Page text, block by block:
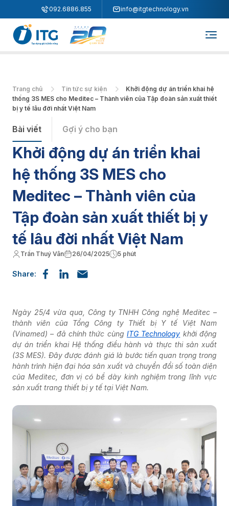
092.6886.855 info@itgtechnology.vn
Trang chủ Tin tức sự kiện
Khởi động dự án triển khai hệ
thống 3S MES cho Meditec – Thành viên của Tập đoàn sản xuất thiết
bị y tế lâu đời nhất Việt Nam
Bài viết Gợi ý cho bạn
Khởi động dự án triển khai
hệ thống 3S MES cho
Meditec – Thành viên của
Tập đoàn sản xuất thiết bị y
tế lâu đời nhất Việt Nam
Trần Thuý Vân 26/04/2025 5 phút
Share:
Ngày 25/4 vừa qua, Công ty TNHH Công nghệ Meditec –
thành viên của Tổng Công ty Thiết bị Y tế Việt Nam
(Vinamed) – đã chính thức cùng ITG Technology khởi động
dự án triển khai Hệ thống điều hành và thực thi sản xuất
(3S MES). Đây được đánh giá là bước tiến quan trọng trong
hành trình hiện đại hóa sản xuất và chuyển đổi số toàn diện
của Meditec, đơn vị có bề dày kinh nghiệm trong lĩnh vực
sản xuất trang thiết bị y tế tại Việt Nam.